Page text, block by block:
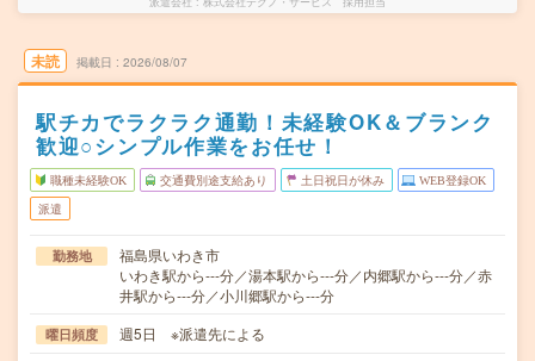
未読 掲載日 2026/08/07
駅チカでラクラク通勤！未経験OK＆ブランク
歓迎○シンプル作業をお任せ！
職種未経験OK 交通費別途支給あり 土日祝日が休み WEB登録OK
派遣
勤務地
福島県いわき市
いわき駅から---分／湯本駅から---分／内郷駅から---分／赤
井駅から---分／小川郷駅から---分
曜日頻度 週5日 ※派遣先による